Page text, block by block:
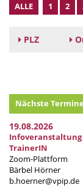
ALLE 1 2
PLZ
Nächste Termine
19.08.2026
Infoveranstaltung
TrainerIN
Zoom-Plattform
Bärbel Hörner
b.hoerner@vpip.de